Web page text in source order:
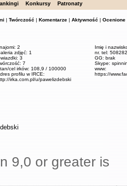
Konkursy Patronaty
| Twórczość | Komentarze | Aktywność | Ocenione
2
zdjęć: 1
3
7
cel irków: 108,9 / 100000
profilu w IRCE:
irka.com.pl/u/pawelizdebski
Imię i
nr. tel:
GG: brak
Skype:
www:
https://
9,0 or greater is